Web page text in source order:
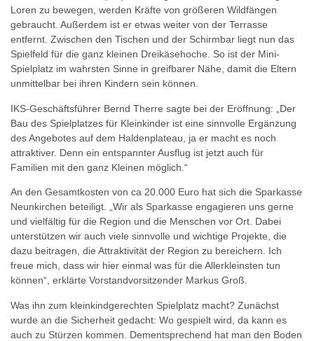
Loren zu bewegen, werden Kräfte von größeren Wildfängen
gebraucht. Außerdem ist er etwas weiter von der Terrasse
entfernt. Zwischen den Tischen und der Schirmbar liegt nun das
Spielfeld für die ganz kleinen Dreikäsehoche. So ist der Mini-
Spielplatz im wahrsten Sinne in greifbarer Nähe, damit die Eltern
unmittelbar bei ihren Kindern sein können.
IKS-Geschäftsführer Bernd Therre sagte bei der Eröffnung: „Der
Bau des Spielplatzes für Kleinkinder ist eine sinnvolle Ergänzung
des Angebotes auf dem Haldenplateau, ja er macht es noch
attraktiver. Denn ein entspannter Ausflug ist jetzt auch für
Familien mit den ganz Kleinen möglich.“
An den Gesamtkosten von ca 20.000 Euro hat sich die Sparkasse
Neunkirchen beteiligt. „Wir als Sparkasse engagieren uns gerne
und vielfältig für die Region und die Menschen vor Ort. Dabei
unterstützen wir auch viele sinnvolle und wichtige Projekte, die
dazu beitragen, die Attraktivität der Region zu bereichern. Ich
freue mich, dass wir hier einmal was für die Allerkleinsten tun
können“, erklärte Vorstandvorsitzender Markus Groß.
Was ihn zum kleinkindgerechten Spielplatz macht? Zunächst
wurde an die Sicherheit gedacht: Wo gespielt wird, da kann es
auch zu Stürzen kommen. Dementsprechend hat man den Boden